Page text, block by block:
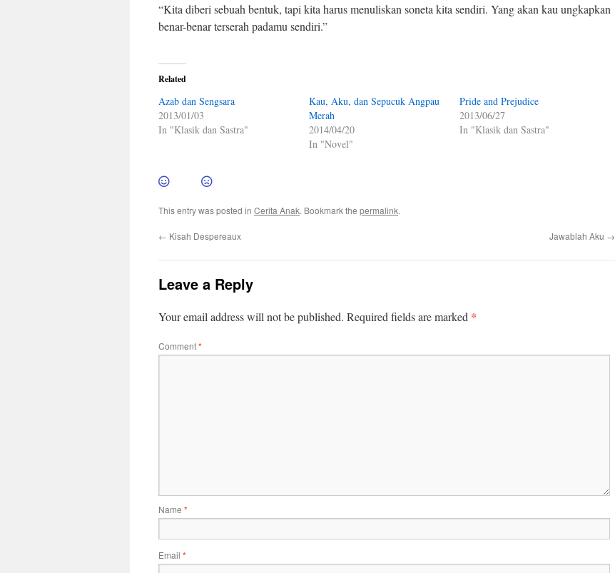
“Kita diberi sebuah bentuk, tapi kita harus menuliskan soneta kita sendiri. Yang akan kau ungkapkan
benar-benar terserah padamu sendiri.”
Related
Azab dan Sengsara
2013/01/03
In "Klasik dan Sastra"
Kau, Aku, dan Sepucuk Angpau
Merah
2014/04/20
In "Novel"
Pride and Prejudice
2013/06/27
In "Klasik dan Sastra"
This entry was posted in Cerita Anak. Bookmark the permalink.
← Kisah Despereaux Jawablah Aku →
Leave a Reply
Your email address will not be published. Required fields are marked *
Comment*
Name *
Email *